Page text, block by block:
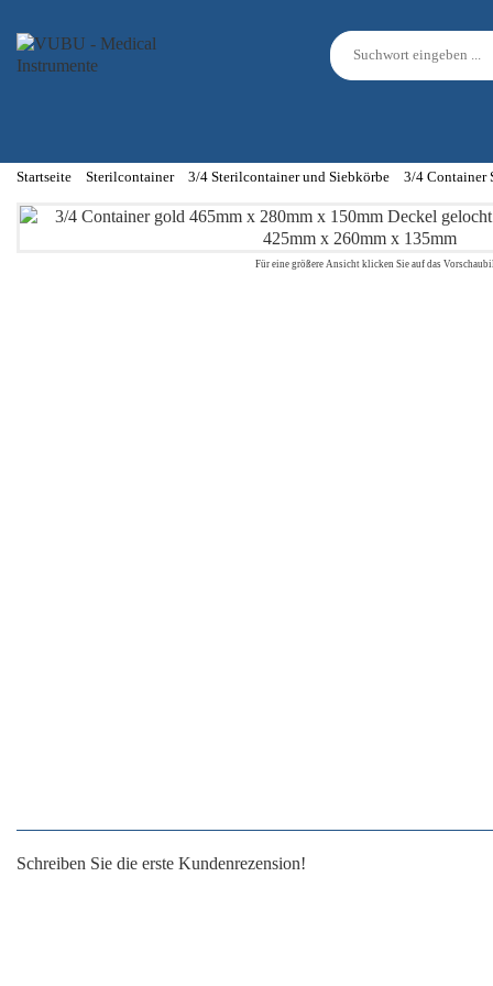
Startseite Sterilcontainer 3/4 Sterilcontainer und Siebkörbe 3/4 Container
Für eine größere Ansicht klicken Sie auf das
Schreiben Sie die erste Kundenrezension!